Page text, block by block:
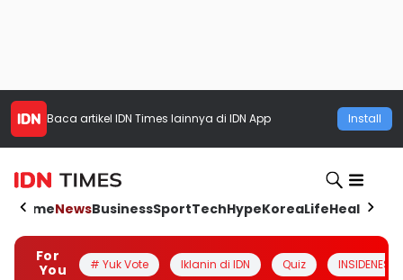
Baca artikel IDN Times lainnya di IDN App Install
HomeNewsBusinessSportTechHypeKoreaLifeHealth
For
You
# Yuk Vote Iklanin di IDN Quiz INSIDENESIA